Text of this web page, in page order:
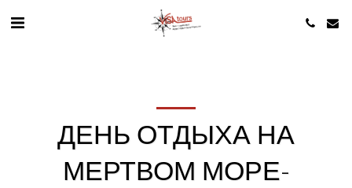
ДЕНЬ ОТДЫХА НА
МЕРТВОМ МОРЕ-